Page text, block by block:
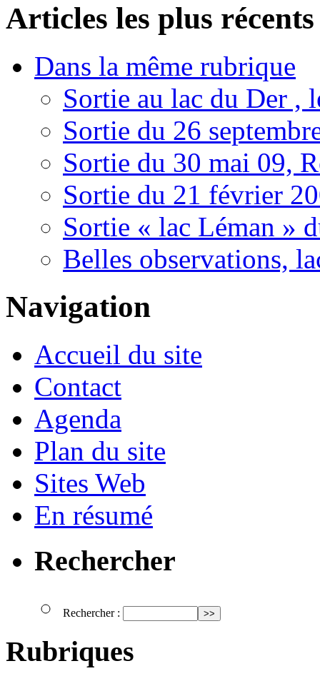
Articles les plus récents
Dans la même rubrique
Sortie au lac du Der ,
Sortie du 26
Sortie du 30 mai 09,
Sortie du 21 février
Sortie « lac Léman »
Belles observations,
Navigation
Accueil du site
Contact
Agenda
Plan du site
Sites Web
En résumé
Rechercher
Rechercher :
Rubriques